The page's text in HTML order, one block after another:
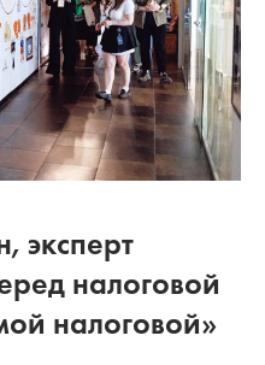
эксперт
налоговой
налоговой»